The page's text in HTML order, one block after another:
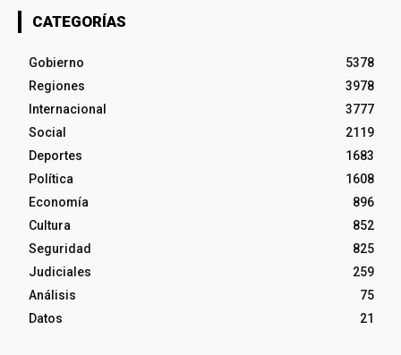
CATEGORÍAS
Gobierno
5378
Regiones
3978
Internacional
3777
Social
2119
Deportes
1683
Política
1608
Economía
896
Cultura
852
Seguridad
825
Judiciales
259
Análisis
75
Datos
21